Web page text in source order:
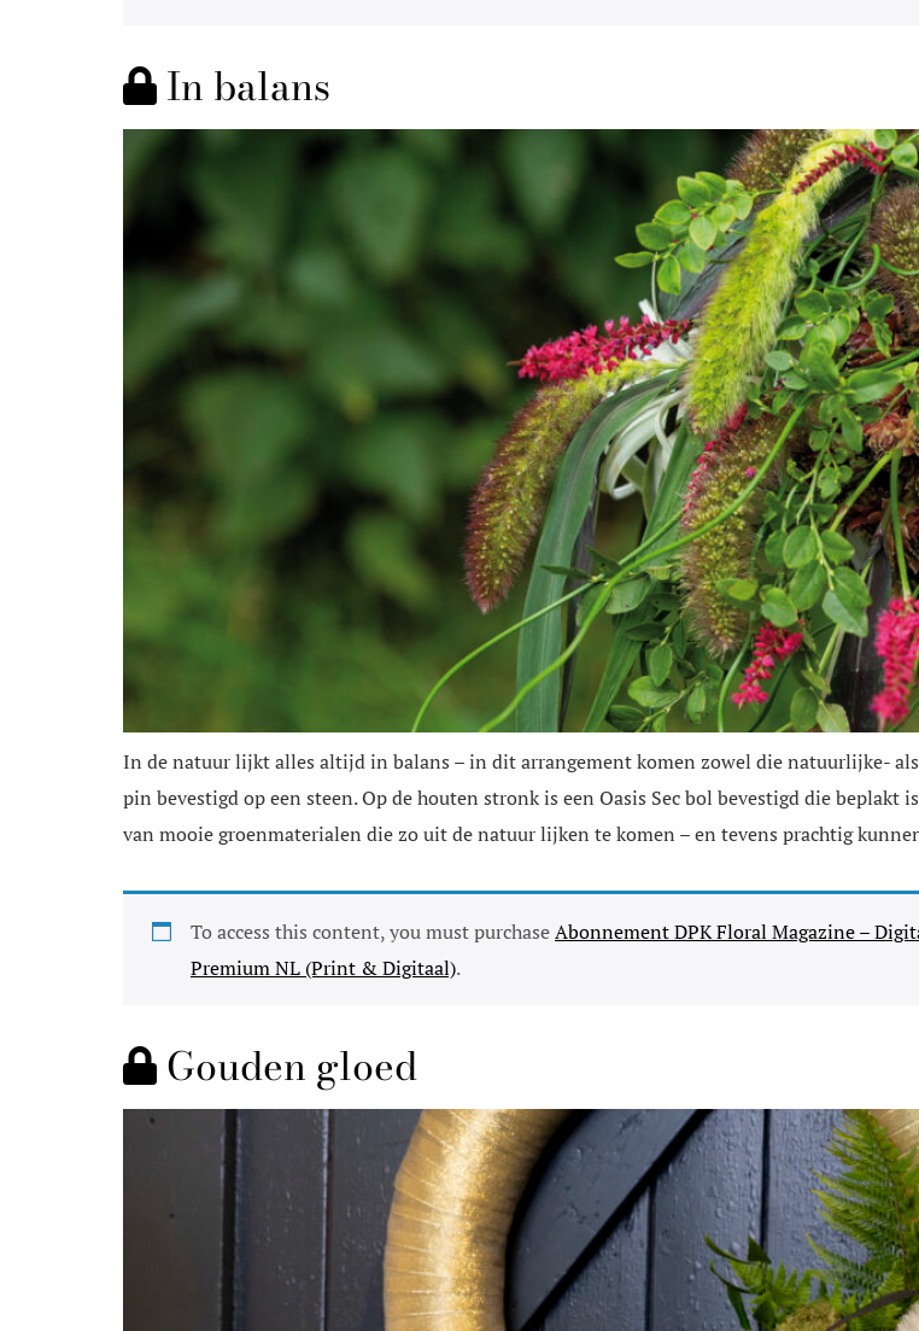
In balans
In de natuur lijkt alles altijd in balans – in dit arrangement komen zowel die natuurlijke-
pin bevestigd op een steen. Op de houten stronk is een Oasis Sec bol bevestigd die
van mooie groenmaterialen die zo uit de natuur lijken te komen – en tevens prachtig
To access this content, you must purchaseAbonnement DPK Floral Magazine –
Premium NL (Print & Digitaal).
Gouden gloed